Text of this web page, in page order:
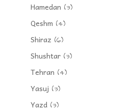
Hamedan (3)
Qeshm (4)
Shiraz (6)
Shushtar(3)
Tehran (4)
Yasuj (3)
Yazd(3)